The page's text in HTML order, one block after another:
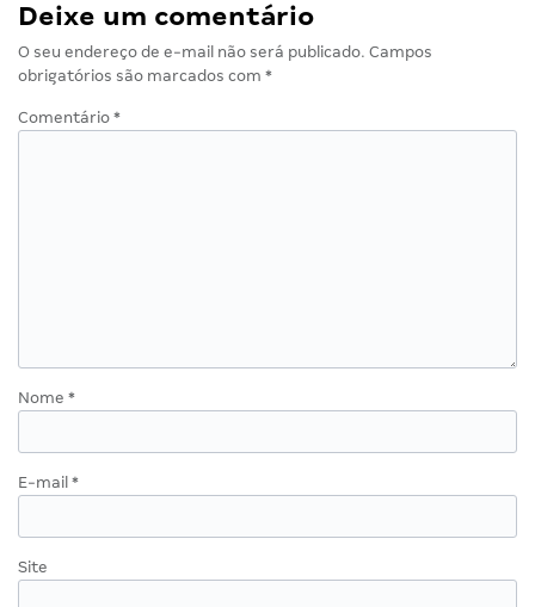
Deixe um comentário
O seu endereço de e-mail não será publicado. Campos
obrigatórios são marcados com *
Comentário *
Nome *
E-mail *
Site